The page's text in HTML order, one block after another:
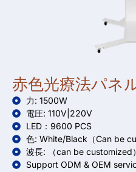
赤色光療法パネ
力: 1500W
電圧: 110V|220V
LED：9600 PCS
色: White/Black（Can be
波長:
（can be customized）
Support ODM & OEM